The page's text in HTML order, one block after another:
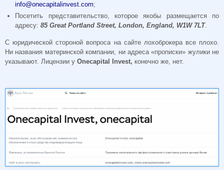
info@onecapitalinvest.com;
Посетить представительство, которое якобы размещается по
адресу:85 Great Portland Street, London, England, W1W 7LT.
С юридической стороной вопроса на сайте лохоброкера все плохо.
Ни названия материнской компании, ни адреса «прописки» жулики не
указывают. Лицензии у Onecapital Invest, конечно же, нет.